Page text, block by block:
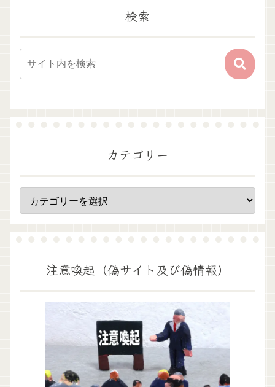
検索
カテゴリー
注意喚起（偽サイト及び偽情報）